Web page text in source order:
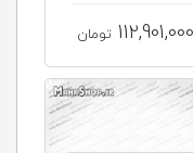
112,901,000 تومان